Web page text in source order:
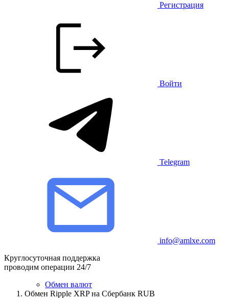
Регистрация
Войти
Telegram
info@amlxe.com
Круглосуточная поддержка
проводим операции 24/7
Обмен валют
Обмен Ripple XRP на Сбербанк RUB